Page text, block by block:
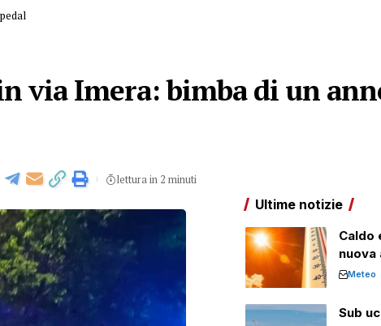
via Imera: bimba di un
lettura in 2 minuti
Ultime notizie
Caldo
Meteo
Sub